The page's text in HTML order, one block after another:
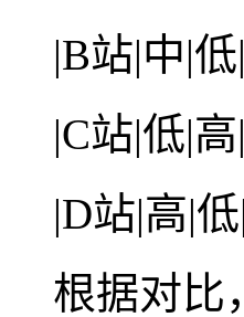
|B站|中|
|C站|低|
|D站|高|
根据对比